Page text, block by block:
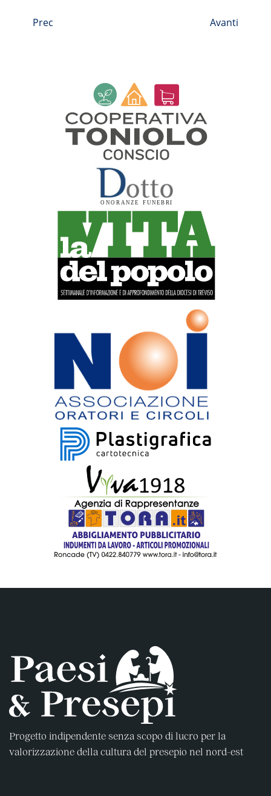
Prec Avanti
Progetto indipendente senza scopo di lucro per la
valorizzazione della cultura del presepio nel nord-est